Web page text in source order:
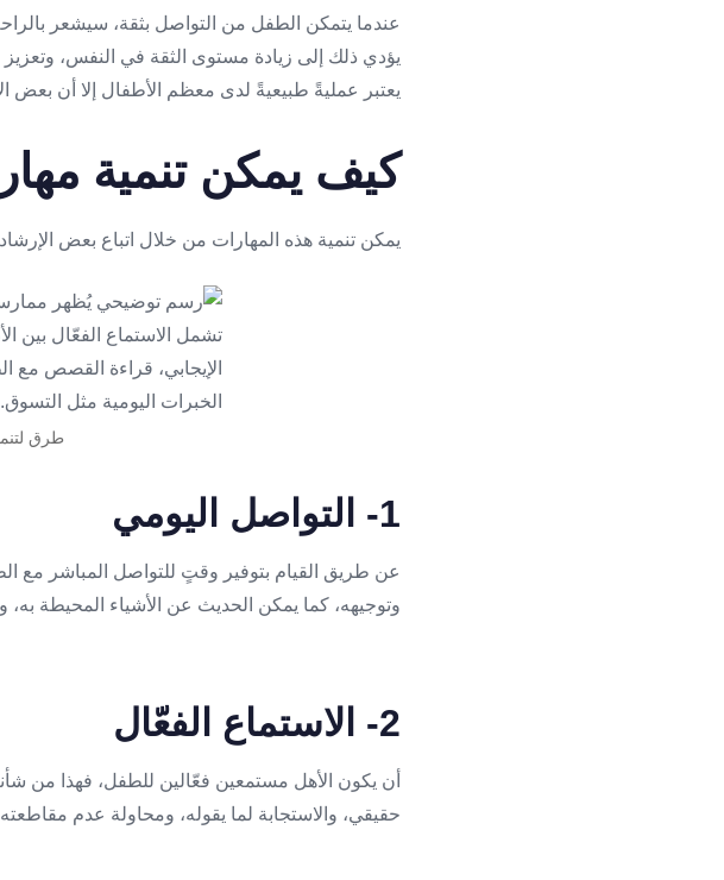
عندما يتمكن الطفل من التواصل بثقة، سيشعر
يؤدي ذلك إلى زيادة مستوى الثقة في النفس،
يعتبر عمليةً طبيعيةً لدى معظم الأطفال إلا أن
كيف يمكن تنمية
يمكن تنمية هذه المهارات من خلال اتباع بعض
طرق
1- التواصل اليومي
عن طريق القيام بتوفير وقتٍ للتواصل المباشر مع
وتوجيهه، كما يمكن الحديث عن الأشياء المحيطة
2- الاستماع الفعّال
أن يكون الأهل مستمعين فعّالين للطفل، فهذا من
حقيقي، والاستجابة لما يقوله، ومحاولة عدم